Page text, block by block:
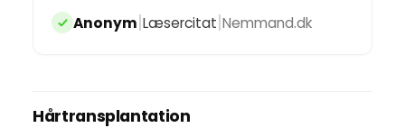
Anonym|Læsercitat|Nemmand.dk
Hårtransplantation